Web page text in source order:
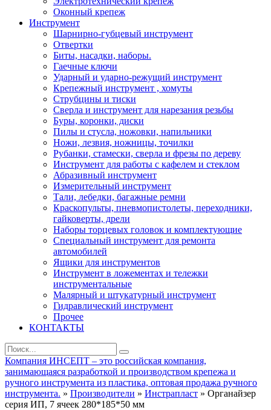
Оконный крепеж
Инструмент
Шарнирно-губцевый инструмент
Отвертки
Биты, насадки, наборы.
Гаечные ключи
Ударный и ударно-режущий инструмент
Крепежный инструмент , хомуты
Струбцины и тиски
Сверла и инструмент для нарезания резьбы
Буры, коронки, диски
Пилы и стусла, ножовки, напильники
Ножи, лезвия, ножницы, точилки
Рубанки, стамески, сверла и фрезы по дереву
Инструмент для работы с кафелем и стеклом
Абразивный инструмент
Измерительный инструмент
Тали, лебедки, багажные ремни
Краскопульты, пневмопистолеты, переходники,
гайковерты, дрели
Наборы торцевых головок и комплектующие
Специальный инструмент для ремонта
автомобилей
Ящики для инструментов
Инструмент в ложементах и тележки
инструментальные
Малярный и штукатурный инструмент
Гидравлический инструмент
Прочее
КОНТАКТЫ
Компания ИНСЕПТ – это российская компания,
занимающаяся разработкой и производством крепежа и
ручного инструмента из пластика, оптовая продажа ручного
инструмента. » Производители » Инстрапласт » Органайзер
серия ИП, 7 ячеек 280*185*50 мм